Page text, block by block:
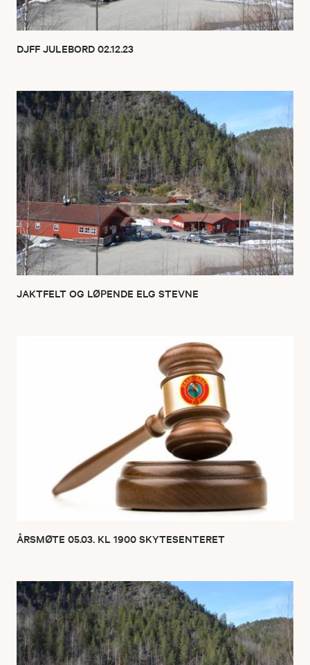
DJFF JULEBORD 02.12.23
JAKTFELT OG LØPENDE ELG STEVNE
ÅRSMØTE 05.03. KL 1900 SKYTESENTERET